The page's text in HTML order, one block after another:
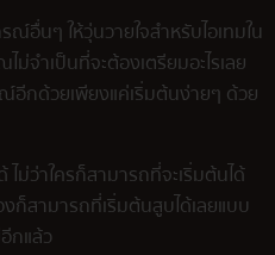
อื่นๆ ให้วุ่นวายใจสำหรับไอเทมใน
จำเป็นที่จะต้องเตรียมอะไรเลย
อีกด้วยเพียงแค่เริ่มต้นง่ายๆ ด้วย
ม่ว่าใครก็สามารถที่จะเริ่มต้นได้
ก็สามารถที่เริ่มต้นสูบได้เลยแบบ
กแล้ว